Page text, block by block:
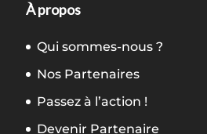
À propos
Qui sommes-nous ?
Nos Partenaires
Passez à l’action !
Devenir Partenaire